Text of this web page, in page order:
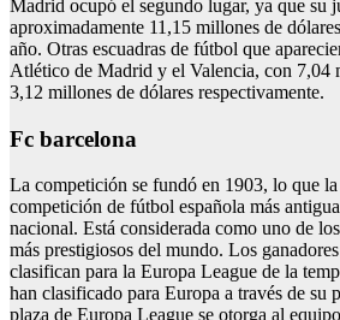
Madrid ocupó el segundo lugar, ya que su
aproximadamente 11,15 millones de
año. Otras escuadras de fútbol que
Atlético de Madrid y el Valencia, con 7,04
3,12 millones de dólares respectivamente.
Fc barcelona
La competición se fundó en 1903, lo que
competición de fútbol española más
nacional. Está considerada como uno de
más prestigiosos del mundo. Los
clasifican para la Europa League de la
han clasificado para Europa a través de su
plaza de Europa League se otorga al